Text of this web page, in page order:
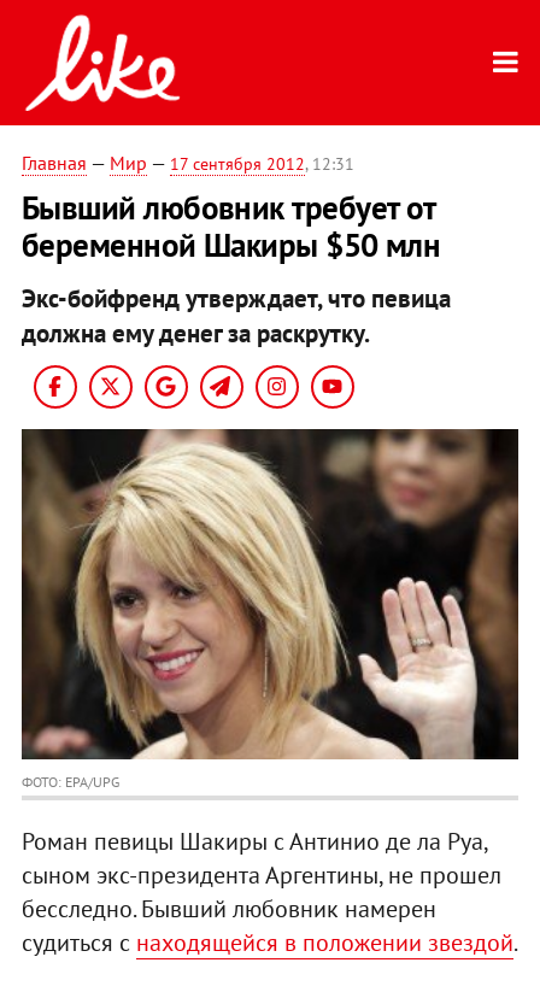
Главная — Мир — 17 сентября 2012, 12:31
Бывший любовник требует от
беременной Шакиры $50 млн
Экс-бойфренд утверждает, что певица
должна ему денег за раскрутку.
ФОТО: EPA/UPG
Роман певицы Шакиры с Антинио де ла Руа,
сыном экс-президента Аргентины, не прошел
бесследно. Бывший любовник намерен
судиться с находящейся в положении звездой.